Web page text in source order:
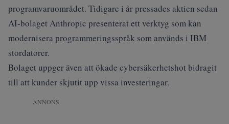
programvaruområdet. Tidigare i år pressades aktien sedan
AI-bolaget Anthropic presenterat ett verktyg som kan
modernisera programmeringsspråk som används i IBM
stordatorer.
Bolaget uppger även att ökade cybersäkerhetshot bidragit
till att kunder skjutit upp vissa investeringar.
ANNONS